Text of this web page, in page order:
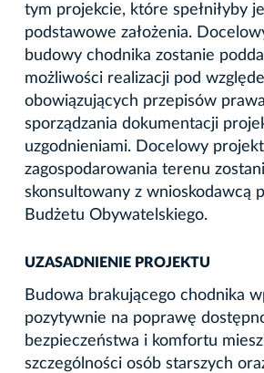
tym projekcie, które spełniłyby
podstawowe założenia.
budowy chodnika zostanie
możliwości realizacji pod
obowiązujących przepisów
sporządzania dokumentacji
uzgodnieniami. Docelowy projekt
zagospodarowania terenu
skonsultowany z wnioskodawcą
Budżetu Obywatelskiego.
UZASADNIENIE PROJEKTU
Budowa brakującego chodnika
pozytywnie na poprawę
bezpieczeństwa i komfortu
szczególności osób starszych